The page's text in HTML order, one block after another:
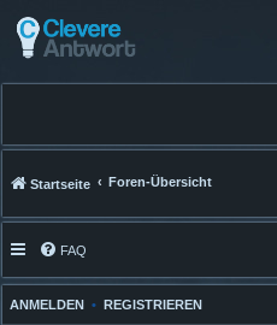
Startseite Foren-Übersicht
FAQ
ANMELDEN • REGISTRIEREN